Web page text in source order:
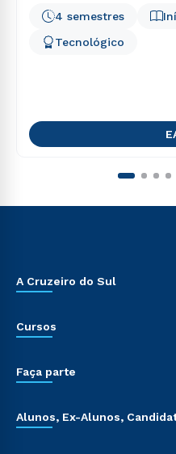
4 semestres
Tecnológico
A Cruzeiro do Sul
Cursos
Faça parte
Alunos, Ex-Alunos,